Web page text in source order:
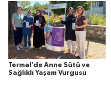
Termal’de Anne Sütü ve
Sağlıklı Yaşam Vurgusu